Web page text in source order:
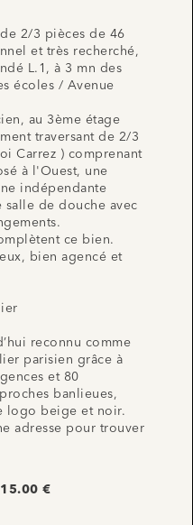
2/3 pièces de 46
et très recherché,
L.1, à 3 mn des
écoles / Avenue
au 3ème étage
traversant de 2/3
Carrez ) comprenant
à l'Ouest, une
indépendante
salle de douche avec
ce bien.
bien agencé et
reconnu comme
parisien grâce à
et 80
banlieues,
logo beige et noir.
adresse pour trouver
€